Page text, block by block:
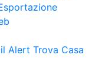
Alert Trova Casa